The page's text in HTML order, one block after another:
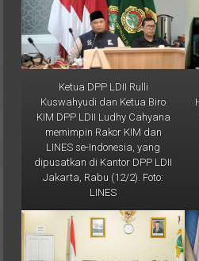
Ketua DPP LDII Rulli
Kuswahyudi dan Ketua Biro
KIM DPP LDII Ludhy Cahyana
memimpin Rakor KIM dan
LINES se-Indonesia, yang
dipusatkan di Kantor DPP LDII
Jakarta, Rabu (12/2). Foto:
LINES